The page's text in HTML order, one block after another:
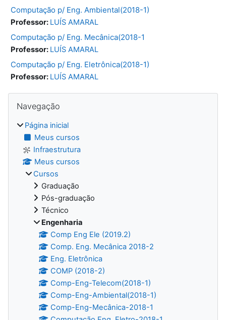
Computação p/ Eng. Ambiental(2018-1)
Professor: LUÍS AMARAL
Computação p/ Eng. Mecânica(2018-1
Professor: LUÍS AMARAL
Computação p/ Eng. Eletrônica(2018-1)
Professor: LUÍS AMARAL
Blocos
Navegação
Página inicial
Meus cursos
Infraestrutura
Meus cursos
Cursos
Graduação
Pós-graduação
Técnico
Engenharia
Comp Eng Ele (2019.2)
Comp. Eng. Mecânica 2018-2
Eng. Eletrônica
COMP (2018-2)
Comp-Eng-Telecom(2018-1)
Comp-Eng-Ambiental(2018-1)
Comp-Eng-Mecânica-2018-1